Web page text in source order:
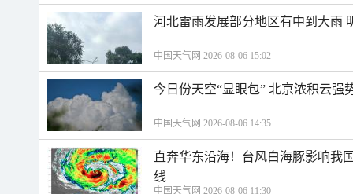
河北雷雨发展部分地区有中到大雨
中国天气网 2026-08-06 15:02
今日份天空“显眼包” 北京浓积云强
中国天气网 2026-08-06 14:35
直奔华东沿海！台风白海豚影响我
线
中国天气网 2026-08-06 11:30